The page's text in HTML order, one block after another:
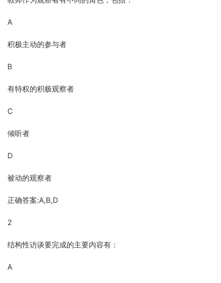
A
积极主动的参与者
B
有特权的积极观察者
C
倾听者
D
被动的观察者
正确答案:A,B,D
2
结构性访谈要完成的主要内容有：
A